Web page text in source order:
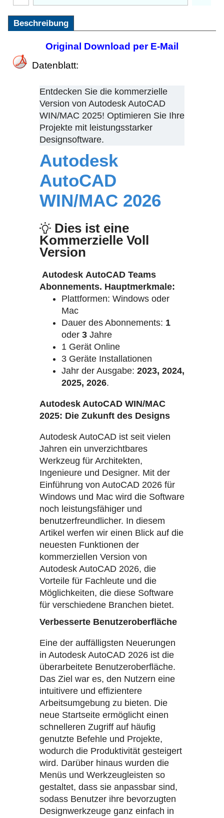
Beschreibung
Original Download per E-Mail
Datenblatt:
Entdecken Sie die kommerzielle
Version von Autodesk AutoCAD
WIN/MAC 2025! Optimieren Sie Ihre
Projekte mit leistungsstarker
Designsoftware.
Autodesk
AutoCAD
WIN/MAC 2026
Dies ist eine
Kommerzielle Voll
Version
Autodesk AutoCAD Teams
Abonnements. Hauptmerkmale:
Plattformen: Windows oder
Mac
Dauer des Abonnements: 1
oder 3 Jahre
1 Gerät Online
3 Geräte Installationen
Jahr der Ausgabe: 2023, 2024,
2025, 2026.
Autodesk AutoCAD WIN/MAC
2025: Die Zukunft des Designs
Autodesk AutoCAD ist seit vielen
Jahren ein unverzichtbares
Werkzeug für Architekten,
Ingenieure und Designer. Mit der
Einführung von AutoCAD 2026 für
Windows und Mac wird die Software
noch leistungsfähiger und
benutzerfreundlicher. In diesem
Artikel werfen wir einen Blick auf die
neuesten Funktionen der
kommerziellen Version von
Autodesk AutoCAD 2026, die
Vorteile für Fachleute und die
Möglichkeiten, die diese Software
für verschiedene Branchen bietet.
Verbesserte Benutzeroberfläche
Eine der auffälligsten Neuerungen
in Autodesk AutoCAD 2026 ist die
überarbeitete Benutzeroberfläche.
Das Ziel war es, den Nutzern eine
intuitivere und effizientere
Arbeitsumgebung zu bieten. Die
neue Startseite ermöglicht einen
schnelleren Zugriff auf häufig
genutzte Befehle und Projekte,
wodurch die Produktivität gesteigert
wird. Darüber hinaus wurden die
Menüs und Werkzeugleisten so
gestaltet, dass sie anpassbar sind,
sodass Benutzer ihre bevorzugten
Designwerkzeuge ganz einfach in